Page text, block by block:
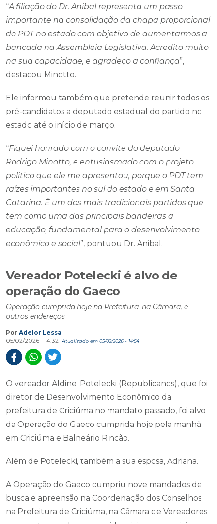
“A filiação do Dr. Anibal representa um passo
importante na consolidação da chapa proporcional
do PDT no estado com objetivo de aumentarmos a
bancada na Assembleia Legislativa. Acredito muito
na sua capacidade, e agradeço a confiança”,
destacou Minotto.
Ele informou também que pretende reunir todos os
pré-candidatos a deputado estadual do partido no
estado até o início de março.
“Fiquei honrado com o convite do deputado
Rodrigo Minotto, e entusiasmado com o projeto
político que ele me apresentou, porque o PDT tem
raízes importantes no sul do estado e em Santa
Catarina. É um dos mais tradicionais partidos que
tem como uma das principais bandeiras a
educação, fundamental para o desenvolvimento
econômico e social”, pontuou Dr. Anibal.
Vereador Potelecki é alvo de
operação do Gaeco
Operação cumprida hoje na Prefeitura, na Câmara, e
outros endereços
Por Adelor Lessa
05/02/2026 - 14:32
Atualizado em 05/02/2026 - 14:54
O vereador Aldinei Potelecki (Republicanos), que foi
diretor de Desenvolvimento Econômico da
prefeitura de Criciúma no mandato passado, foi alvo
da Operação do Gaeco cumprida hoje pela manhã
em Criciúma e Balneário Rincão.
Além de Potelecki, também a sua esposa, Adriana.
A Operação do Gaeco cumpriu nove mandados de
busca e apreensão na Coordenação dos Conselhos
na Prefeitura de Criciúma, na Câmara de Vereadores